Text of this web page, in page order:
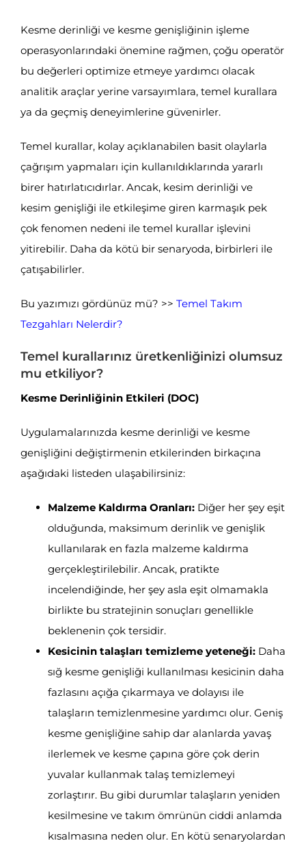
Kesme derinliği ve kesme genişliğinin işleme
operasyonlarındaki önemine rağmen, çoğu operatör
bu değerleri optimize etmeye yardımcı olacak
analitik araçlar yerine varsayımlara, temel kurallara
ya da geçmiş deneyimlerine güvenirler.
Temel kurallar, kolay açıklanabilen basit olaylarla
çağrışım yapmaları için kullanıldıklarında yararlı
birer hatırlatıcıdırlar. Ancak, kesim derinliği ve
kesim genişliği ile etkileşime giren karmaşık pek
çok fenomen nedeni ile temel kurallar işlevini
yitirebilir. Daha da kötü bir senaryoda, birbirleri ile
çatışabilirler.
Bu yazımızı gördünüz mü? >> Temel Takım
Tezgahları Nelerdir?
Temel kurallarınız üretkenliğinizi olumsuz
mu etkiliyor?
Kesme Derinliğinin Etkileri (DOC)
Uygulamalarınızda kesme derinliği ve kesme
genişliğini değiştirmenin etkilerinden birkaçına
aşağıdaki listeden ulaşabilirsiniz:
Malzeme Kaldırma Oranları:Diğer her şey eşit
olduğunda, maksimum derinlik ve genişlik
kullanılarak en fazla malzeme kaldırma
gerçekleştirilebilir. Ancak, pratikte
incelendiğinde, her şey asla eşit olmamakla
birlikte bu stratejinin sonuçları genellikle
beklenenin çok tersidir.
Kesicinin talaşları temizleme yeteneği:Daha
sığ kesme genişliği kullanılması kesicinin daha
fazlasını açığa çıkarmaya ve dolayısı ile
talaşların temizlenmesine yardımcı olur. Geniş
kesme genişliğine sahip dar alanlarda yavaş
ilerlemek ve kesme çapına göre çok derin
yuvalar kullanmak talaş temizlemeyi
zorlaştırır. Bu gibi durumlar talaşların yeniden
kesilmesine ve takım ömrünün ciddi anlamda
kısalmasına neden olur. En kötü senaryolardan